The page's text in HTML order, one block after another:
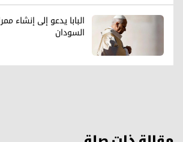
البابا يدعو إلى إنشاء
السودان